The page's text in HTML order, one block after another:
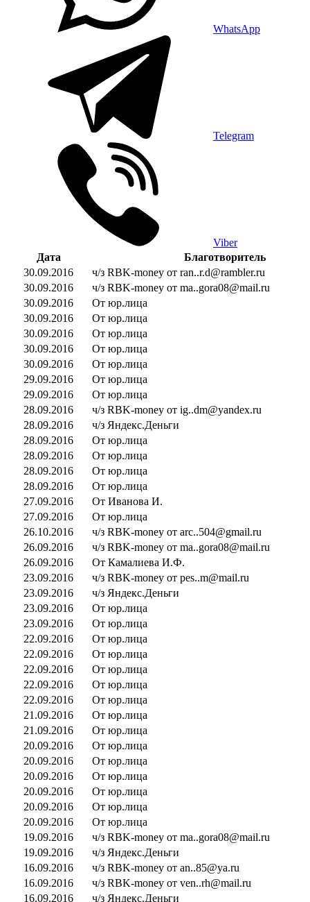
WhatsApp
Telegram
Viber
Дата
Благотворитель
30.09.2016
ч/з RBK-money от ran..r.d@rambler.ru
30.09.2016
ч/з RBK-money от ma..gora08@mail.ru
30.09.2016
От юр.лица
30.09.2016
От юр.лица
30.09.2016
От юр.лица
30.09.2016
От юр.лица
30.09.2016
От юр.лица
29.09.2016
От юр.лица
29.09.2016
От юр.лица
28.09.2016
ч/з RBK-money от ig..dm@yandex.ru
28.09.2016
ч/з Яндекс.Деньги
28.09.2016
От юр.лица
28.09.2016
От юр.лица
28.09.2016
От юр.лица
28.09.2016
От юр.лица
27.09.2016
От Иванова И.
27.09.2016
От юр.лица
26.10.2016
ч/з RBK-money от arc..504@gmail.ru
26.09.2016
ч/з RBK-money от ma..gora08@mail.ru
26.09.2016
От Камалиева И.Ф.
23.09.2016
ч/з RBK-money от pes..m@mail.ru
23.09.2016
ч/з Яндекс.Деньги
23.09.2016
От юр.лица
23.09.2016
От юр.лица
22.09.2016
От юр.лица
22.09.2016
От юр.лица
22.09.2016
От юр.лица
22.09.2016
От юр.лица
22.09.2016
От юр.лица
21.09.2016
От юр.лица
21.09.2016
От юр.лица
20.09.2016
От юр.лица
20.09.2016
От юр.лица
20.09.2016
От юр.лица
20.09.2016
От юр.лица
20.09.2016
От юр.лица
20.09.2016
От юр.лица
19.09.2016
ч/з RBK-money от ma..gora08@mail.ru
19.09.2016
ч/з Яндекс.Деньги
16.09.2016
ч/з RBK-money от an..85@ya.ru
16.09.2016
ч/з RBK-money от ven..rh@mail.ru
16.09.2016
ч/з Яндекс.Деньги